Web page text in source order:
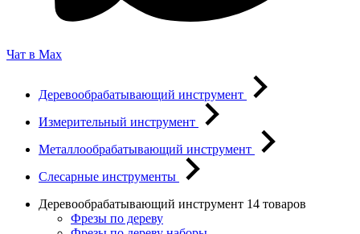
Чат в Max
Деревообрабатывающий инструмент
Измерительный инструмент
Металлообрабатывающий инструмент
Слесарные инструменты
Деревообрабатывающий инструмент 14 товаров
Фрезы по дереву